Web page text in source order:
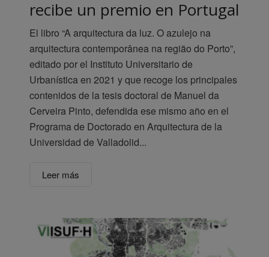
recibe un premio en Portugal
El libro “A arquitectura da luz. O azulejo na
arquitectura contemporânea na região do Porto”,
editado por el Instituto Universitario de
Urbanística en 2021 y que recoge los principales
contenidos de la tesis doctoral de Manuel da
Cerveira Pinto, defendida ese mismo año en el
Programa de Doctorado en Arquitectura de la
Universidad de Valladolid...
Leer más